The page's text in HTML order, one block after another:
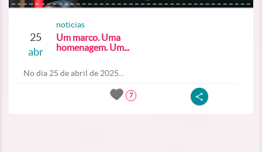
25
abr
noticias
Um marco. Uma
homenagem. Um...
No dia 25 de abril de 2025...
7